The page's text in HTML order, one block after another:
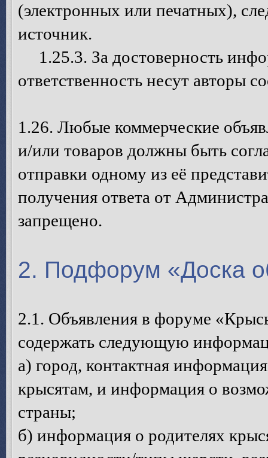
(электронных или печатных),
источник.
1.25.3. За достоверность
ответственность несут авторы
1.26. Любые коммерческие
и/или товаров должны быть
отправки одному из её
получения ответа от
запрещено.
2. Подфорум «Доска
2.1. Объявления в форуме
содержать следующую
а) город, контактная
крысятам, и информация о
страны;
б) информация о родителях